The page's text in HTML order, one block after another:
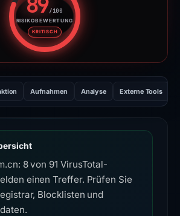
/100
RISIKOBEWERTUNG
KRITISCH
Risikobewertung: 89 von
Aufnahmen Analyse Externe Tools
8 von 91 VirusTotal-
einen Treffer. Prüfen Sie
Blocklisten und